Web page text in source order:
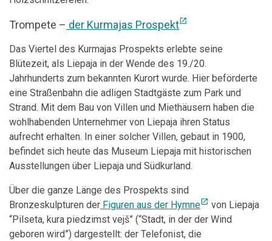
Trompete – der Kurmajas Prospektopen_in_new
Das Viertel des Kurmajas Prospekts erlebte seine
Blütezeit, als Liepaja in der Wende des 19./20.
Jahrhunderts zum bekannten Kurort wurde. Hier beförderte
eine Straßenbahn die adligen Stadtgäste zum Park und
Strand. Mit dem Bau von Villen und Miethäusern haben die
wohlhabenden Unternehmer von Liepaja ihren Status
aufrecht erhalten. In einer solcher Villen, gebaut in 1900,
befindet sich heute das Museum Liepaja mit historischen
Ausstellungen über Liepaja und Südkurland.
Über die ganze Länge des Prospekts sind
Bronzeskulpturen der Figuren aus der Hymneopen_in_new von Liepaja
“Pilseta, kura piedzimst vejš” (“Stadt, in der der Wind
geboren wird”) dargestellt: der Telefonist, die